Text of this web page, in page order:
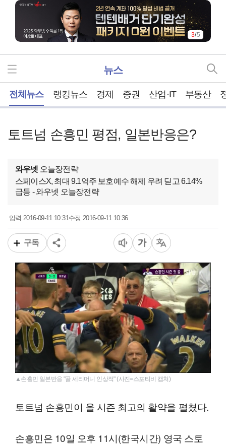
3/5
뉴스
전체뉴스 랭킹뉴스 경제 증권 산업·IT 부동산
토트넘 손흥민 평점, 일본반응은?
와우넷 오늘장전략
스페이스X, 최대 9.1억주 보호예수 해제 우려 딛고 6.14%
급등 - 와우넷 오늘장전략
입력2016-09-11 10:31수정 2016-09-11 10:36
구독
▲손흥민 일본반응 "골 세리머니 인상적" (사진=스포티비 캡처)
토트넘 손흥민이 올 시즌 최고의 활약을 펼쳤다.
손흥민은 10일 오후 11시(한국시간) 영국 스토